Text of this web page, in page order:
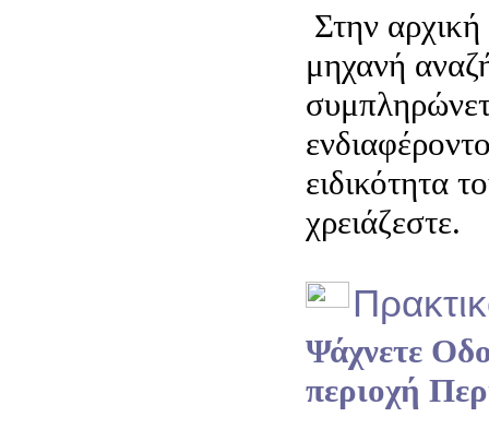
Στην
μηχανή
ειδικότητα
χρειάζεστε.
Ψάχνετε
περιοχή